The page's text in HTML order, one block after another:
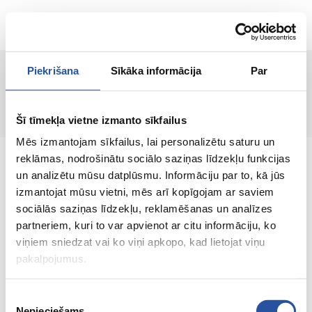
Piekrišana Sīkāka informācija Par
Šī tīmekļa vietne izmanto sīkfailus
Mēs izmantojam sīkfailus, lai personalizētu saturu un
reklāmas, nodrošinātu sociālo saziņas līdzekļu funkcijas
un analizētu mūsu datplūsmu. Informāciju par to, kā jūs
izmantojat mūsu vietni, mēs arī kopīgojam ar saviem
sociālās saziņas līdzekļu, reklamēšanas un analīzes
partneriem, kuri to var apvienot ar citu informāciju, ko
viņiem sniedzat vai ko viņi apkopo, kad lietojat viņu
pakalpojumus.
ET
Lehte ei leitud!
Veebipoodi soodsate hindade ja kvaliteetsete
toodetega, kus kliendi rahulolu on meie
peamine väärtus.
Koik sinu kodu ja aia jaoks!